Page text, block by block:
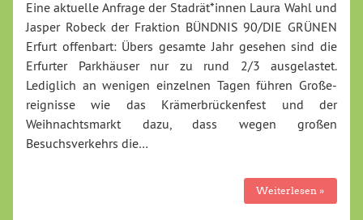
Eine aktuelle Anfrage der Stadrät*innen Laura Wahl und
Jasper Robeck der Fraktion BÜNDNIS 90/DIE GRÜNEN
Erfurt offenbart: Übers gesamte Jahr gesehen sind die
Erfurter Parkhäuser nur zu rund 2/3 ausgelastet.
Lediglich an wenigen einzelnen Tagen führen Große-
reignisse wie das Krämerbrückenfest und der
Weihnachtsmarkt dazu, dass wegen großen
Besuchsverkehrs die…
Weiterlesen »